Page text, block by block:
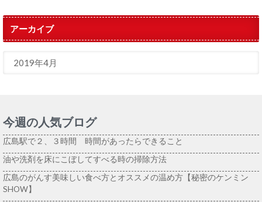
アーカイブ
今週の人気ブログ
広島駅で２、３時間 時間があったらできること
油や洗剤を床にこぼしてすべる時の掃除方法
広島のがんす美味しい食べ方とオススメの温め方【秘密のケンミン
SHOW】